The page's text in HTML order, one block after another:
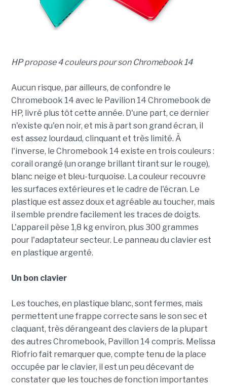
HP propose 4 couleurs pour son Chromebook 14
Aucun risque, par ailleurs, de confondre le
Chromebook 14 avec le Pavilion 14 Chromebook de
HP, livré plus tôt cette année. D'une part, ce dernier
n'existe qu'en noir, et mis à part son grand écran, il
est assez lourdaud, clinquant et très limité. À
l'inverse, le Chromebook 14 existe en trois couleurs :
corail orangé (un orange brillant tirant sur le rouge),
blanc neige et bleu-turquoise. La couleur recouvre
les surfaces extérieures et le cadre de l'écran. Le
plastique est assez doux et agréable au toucher, mais
il semble prendre facilement les traces de doigts.
L'appareil pèse 1,8 kg environ, plus 300 grammes
pour l'adaptateur secteur. Le panneau du clavier est
en plastique argenté.
Un bon clavier
Les touches, en plastique blanc, sont fermes, mais
permettent une frappe correcte sans le son sec et
claquant, très dérangeant des claviers de la plupart
des autres Chromebook, Pavillon 14 compris. Melissa
Riofrio fait remarquer que, compte tenu de la place
occupée par le clavier, il est un peu décevant de
constater que les touches de fonction importantes